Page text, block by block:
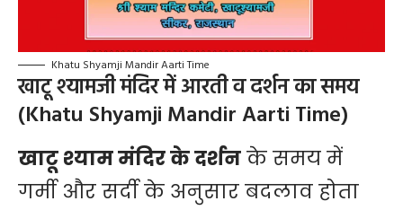
Khatu Shyamji Mandir Aarti Time
खाटू श्यामजी मंदिर में आरती व दर्शन का समय
(Khatu Shyamji Mandir Aarti Time)
खाटू श्याम मंदिर के दर्शनके समय में
गर्मी और सर्दी के अनुसार बदलाव होता